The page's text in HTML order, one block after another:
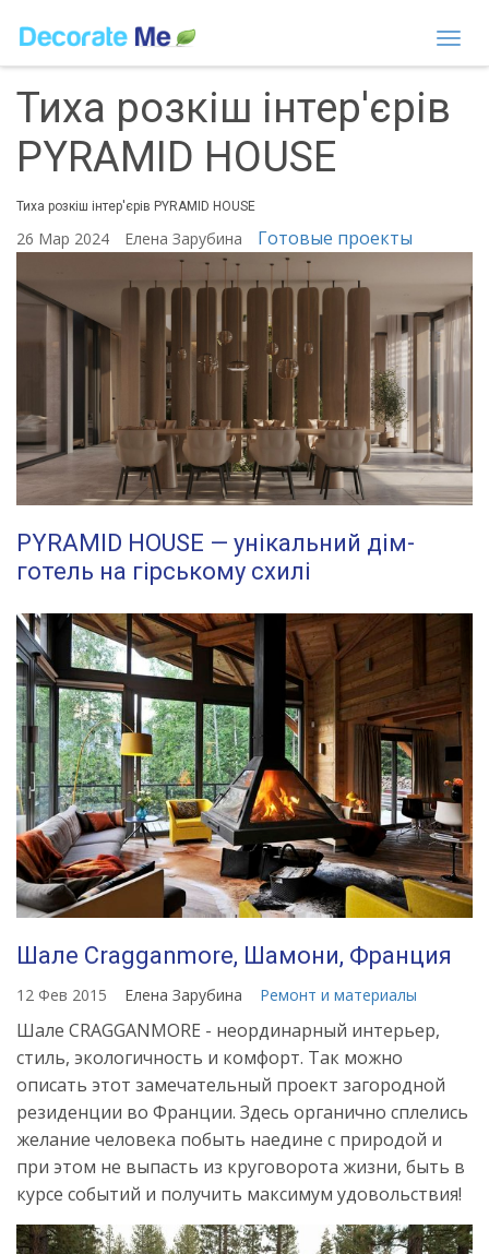
Тиха розкіш інтер'єрів
PYRAMID HOUSE
Тиха розкіш інтер'єрів PYRAMID HOUSE
26 Мар 2024 Елена Зарубина Готовые проекты
PYRAMID HOUSE — унікальний дім-
готель на гірському схилі
Шале Cragganmore, Шамони, Франция
12 Фев 2015 Елена Зарубина Ремонт и материалы
Шале CRAGGANMORE - неординарный интерьер,
стиль, экологичность и комфорт. Так можно
описать этот замечательный проект загородной
резиденции во Франции. Здесь органично сплелись
желание человека побыть наедине с природой и
при этом не выпасть из круговорота жизни, быть в
курсе событий и получить максимум удовольствия!